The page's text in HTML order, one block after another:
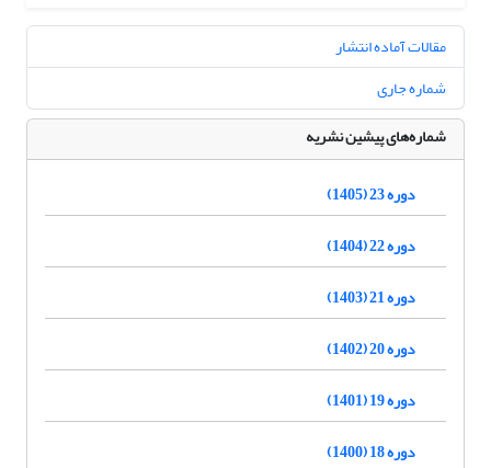
مقالات آماده انتشار
شماره جاری
شماره‌های پیشین نشریه
دوره 23 (1405)
دوره 22 (1404)
دوره 21 (1403)
دوره 20 (1402)
دوره 19 (1401)
دوره 18 (1400)